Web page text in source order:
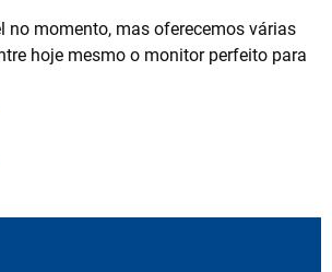
no momento, mas oferecemos várias
hoje mesmo o monitor perfeito para